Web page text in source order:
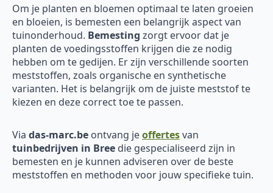
Om je planten en bloemen optimaal te laten groeien
en bloeien, is bemesten een belangrijk aspect van
tuinonderhoud. Bemesting zorgt ervoor dat je
planten de voedingsstoffen krijgen die ze nodig
hebben om te gedijen. Er zijn verschillende soorten
meststoffen, zoals organische en synthetische
varianten. Het is belangrijk om de juiste meststof te
kiezen en deze correct toe te passen.
Via das-marc.be ontvang jeoffertesvan
tuinbedrijven in Bree die gespecialiseerd zijn in
bemesten en je kunnen adviseren over de beste
meststoffen en methoden voor jouw specifieke tuin.